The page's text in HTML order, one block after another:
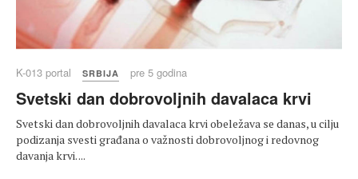
K-013 portal SRBIJA pre 5 godina
Svetski dan dobrovoljnih davalaca krvi
Svetski dan dobrovoljnih davalaca krvi obeležava se danas, u cilju
podizanja svesti građana o važnosti dobrovoljnog i redovnog
davanja krvi. ...